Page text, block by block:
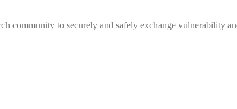
community to securely and safely exchange vulnerability